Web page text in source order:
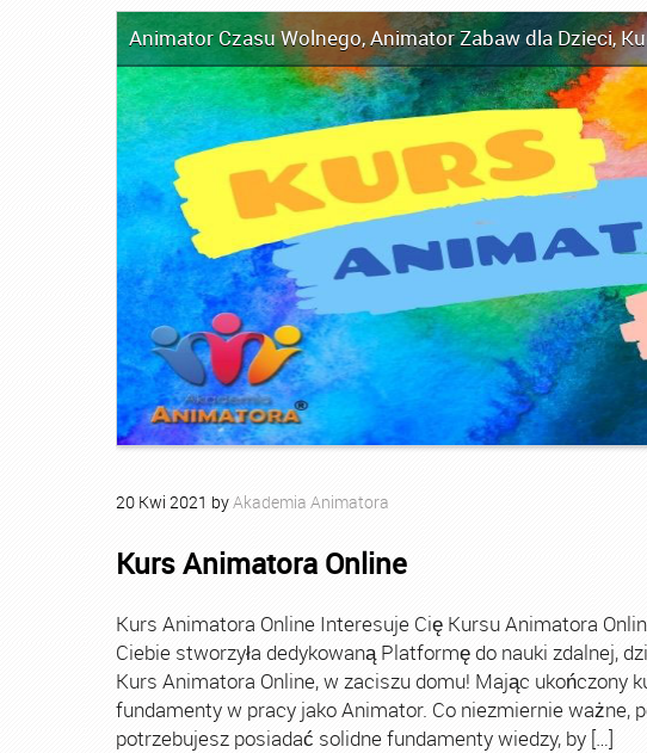
Animator Czasu Wolnego,Animator Zabaw dla Dzieci,
20 Kwi 2021 byAkademia Animatora
Kurs Animatora Online
Kurs Animatora Online Interesuje Cię Kursu Animatora
Ciebie stworzyła dedykowaną Platformę do nauki zdalnej,
Kurs Animatora Online, w zaciszu domu! Mając ukończony
fundamenty w pracy jako Animator. Co niezmiernie ważne,
potrzebujesz posiadać solidne fundamenty wiedzy, by […]